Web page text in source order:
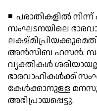
◾ പരാതികളില്‍ നിന്ന്
സംഘടനയിലെ
അന്‍സിബ ഹസന്‍.
വ്യക്തികള്‍
ഭാരവാഹികള്‍ക്ക്
കേള്‍ക്കാനുള്ള
അഭിപ്രായപ്പെട്ടു.